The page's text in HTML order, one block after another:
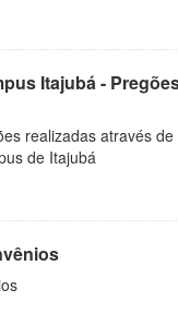
Itajubá -
realizadas através
de Itajubá